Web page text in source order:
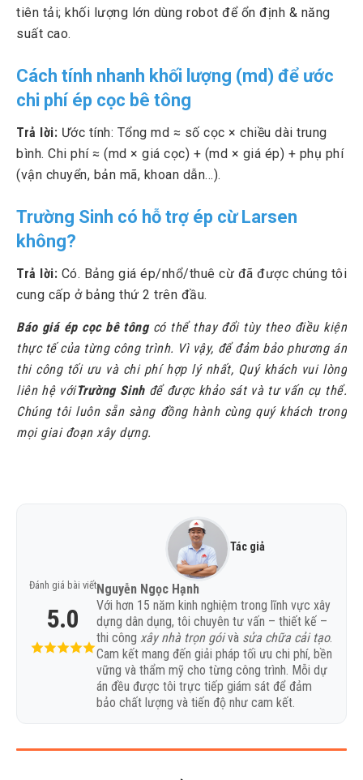
tiên tải; khối lượng lớn dùng robot để ổn định & năng
suất cao.
Cách tính nhanh khối lượng (md) để ước
chi phí ép cọc bê tông
Trả lời: Ước tính: Tổng md ≈ số cọc × chiều dài trung
bình. Chi phí ≈ (md × giá cọc) + (md × giá ép) + phụ phí
(vận chuyển, bản mã, khoan dẫn…).
Trường Sinh có hỗ trợ ép cừ Larsen
không?
Trả lời: Có. Bảng giá ép/nhổ/thuê cừ đã được chúng tôi
cung cấp ở bảng thứ 2 trên đầu.
Báo giá ép cọc bê tông có thể thay đổi tùy theo điều kiện
thực tế của từng công trình. Vì vậy, để đảm bảo phương án
thi công tối ưu và chi phí hợp lý nhất, Quý khách vui lòng
liên hệ vớiTrường Sinhđể được khảo sát và tư vấn cụ thể.
Chúng tôi luôn sẵn sàng đồng hành cùng quý khách trong
mọi giai đoạn xây dựng.
Đánh giá bài viết
5.0
Tác giả
Nguyễn Ngọc Hạnh
Với hơn 15 năm kinh nghiệm trong lĩnh vực xây
dựng dân dụng, tôi chuyên tư vấn – thiết kế –
thi công xây nhà trọn góivà sửa chữa cải tạo.
Cam kết mang đến giải pháp tối ưu chi phí, bền
vững và thẩm mỹ cho từng công trình. Mỗi dự
án đều được tôi trực tiếp giám sát để đảm
bảo chất lượng và tiến độ như cam kết.